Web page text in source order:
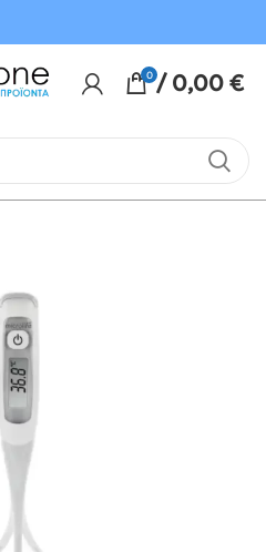
0 / 0,00€